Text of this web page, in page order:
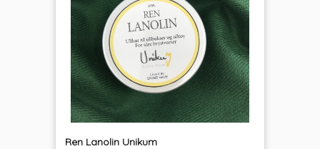
Ren Lanolin Unikum